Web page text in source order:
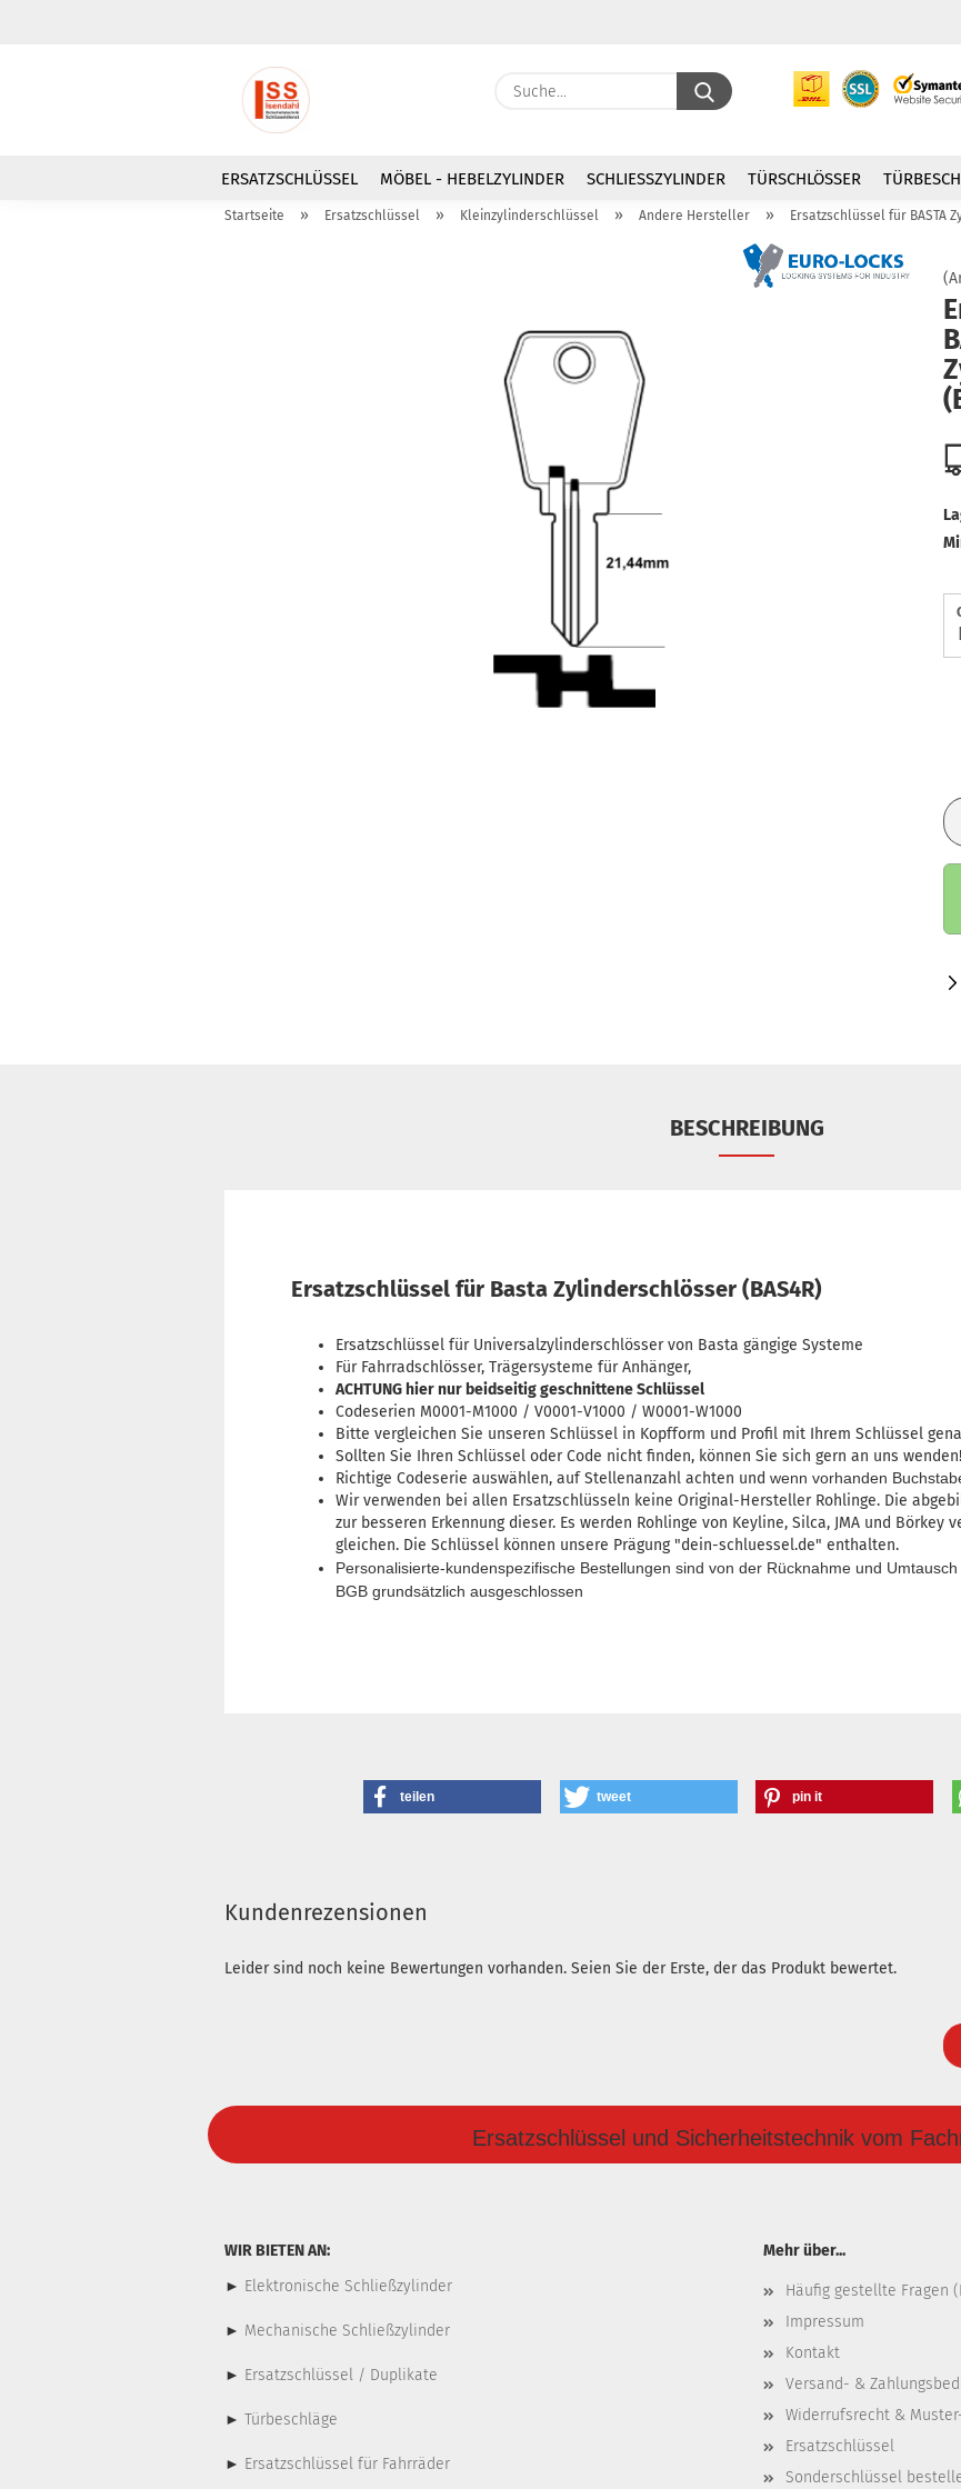
Suche...
ERSATZSCHLÜSSEL MÖBEL - HEBELZYLINDER SCHLIESSZYLINDER TÜRSCHLÖSSER
Startseite » Ersatzschlüssel » Kleinzylinderschlüssel » Andere Hersteller » Ersatzschlüssel für BASTA
BESCHREIBUNG
Ersatzschlüssel für Basta Zylinderschlösser (BAS4R)
Ersatzschlüssel für Universalzylinderschlösser von Basta gängige Systeme
Für Fahrradschlösser, Trägersysteme für Anhänger,
ACHTUNG hier nur beidseitig geschnittene Schlüssel
Codeserien M0001-M1000 / V0001-V1000 / W0001-W1000
Bitte vergleichen Sie unseren Schlüssel in Kopfform und Profil mit Ihrem Schlüssel
Sollten Sie Ihren Schlüssel oder Code nicht finden, können Sie sich gern an uns wenden!
Richtige Codeserie auswählen, auf Stellenanzahl achten und wenn vorhanden
Wir verwenden bei allen Ersatzschlüsseln keine Original-Hersteller Rohlinge. Die
zur besseren Erkennung dieser. Es werden Rohlinge von Keyline, Silca, JMA und
gleichen. Die Schlüssel können unsere Prägung "dein-schluessel.de" enthalten.
Personalisierte-kundenspezifische Bestellungen sind von der Rücknahme und
BGB grundsätzlich ausgeschlossen
teilen tweet pin it
Kundenrezensionen
Leider sind noch keine Bewertungen vorhanden. Seien Sie der Erste, der das Produkt bewertet.
Ersatzschlüssel und Sicherheitstechnik vom
WIR BIETEN AN:
► Elektronische Schließzylinder
► Mechanische Schließzylinder
► Ersatzschlüssel / Duplikate
► Türbeschläge
► Ersatzschlüssel für Fahrräder
Mehr über...
Häufig gestellte Fragen
Impressum
Kontakt
Versand- &
Widerrufsrecht &
Ersatzschlüssel
Sonderschlüssel